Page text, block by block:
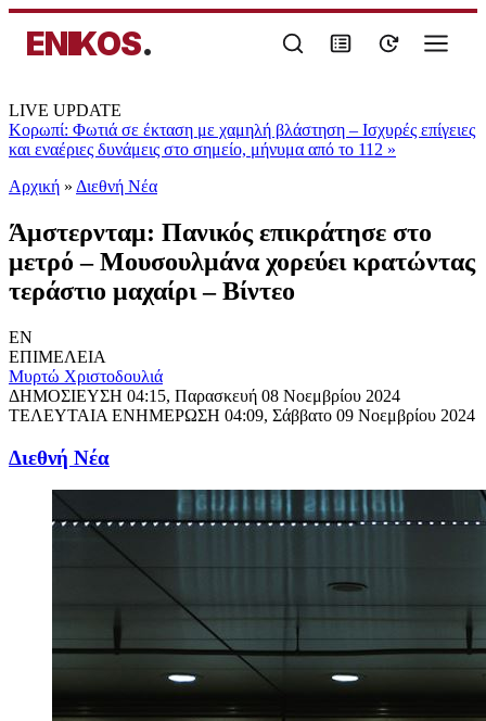
ENIKOS.
LIVE UPDATE
Κορωπί: Φωτιά σε έκταση με χαμηλή βλάστηση – Ισχυρές επίγειες
και εναέριες δυνάμεις στο σημείο, μήνυμα από το 112 »
Αρχική » Διεθνή Νέα
Άμστερνταμ: Πανικός επικράτησε στο
μετρό – Μουσουλμάνα χορεύει κρατώντας
τεράστιο μαχαίρι – Βίντεο
EN
ΕΠΙΜΕΛΕΙΑ
Μυρτώ Χριστοδουλιά
ΔΗΜΟΣΙΕΥΣΗ 04:15, Παρασκευή 08 Νοεμβρίου 2024
ΤΕΛΕΥΤΑΙΑ ΕΝΗΜΕΡΩΣΗ 04:09, Σάββατο 09 Νοεμβρίου 2024
Διεθνή Νέα